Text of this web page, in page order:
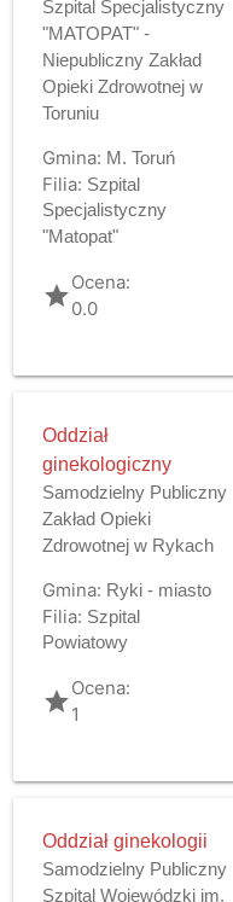
Szpital Specjalistyczny
"MATOPAT" -
Niepubliczny Zakład
Opieki Zdrowotnej w
Toruniu
Gmina: M. Toruń
Filia: Szpital
Specjalistyczny
"Matopat"
gradeOcena:
0.0
Oddział
ginekologiczny
Samodzielny Publiczny
Zakład Opieki
Zdrowotnej w Rykach
Gmina: Ryki - miasto
Filia: Szpital
Powiatowy
gradeOcena:
1
Oddział ginekologii
Samodzielny Publiczny
Szpital Wojewódzki im.